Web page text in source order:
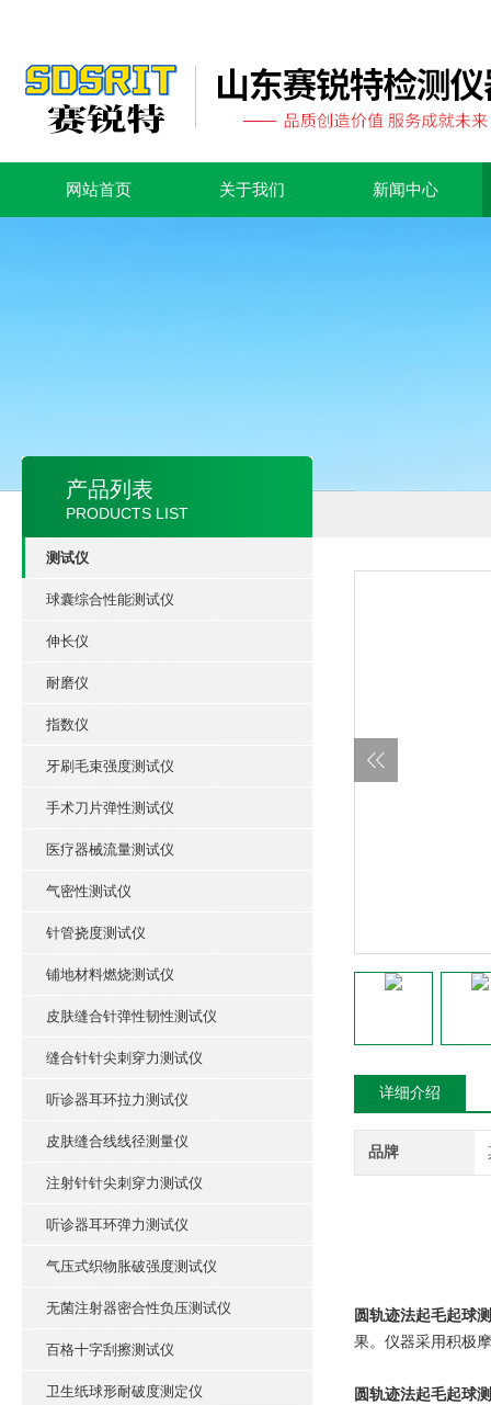
网站首页 关于我们 新闻中心
产品列表
PRODUCTS LIST
测试仪
球囊综合性能测试仪
伸长仪
耐磨仪
指数仪
牙刷毛束强度测试仪
手术刀片弹性测试仪
医疗器械流量测试仪
气密性测试仪
针管挠度测试仪
铺地材料燃烧测试仪
皮肤缝合针弹性韧性测试仪
缝合针针尖刺穿力测试仪
听诊器耳环拉力测试仪
皮肤缝合线线径测量仪
注射针针尖刺穿力测试仪
听诊器耳环弹力测试仪
气压式织物胀破强度测试仪
无菌注射器密合性负压测试仪
百格十字刮擦测试仪
卫生纸球形耐破度测定仪
详细介绍
品牌
圆轨迹法起毛起球
果。仪器采用积极
圆轨迹法起毛起球